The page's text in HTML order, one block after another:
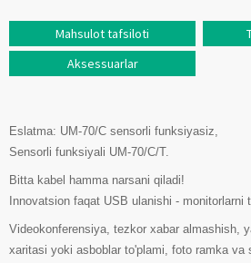
Mahsulot tafsiloti
Aksessuarlar
Eslatma: UM-70/C sensorli funksiyasiz,
Sensorli funksiyali UM-70/C/T.
Bitta kabel hamma narsani qiladi!
Innovatsion faqat USB ulanishi -
Videokonferensiya, tezkor xabar almashish,
xaritasi yoki asboblar to'plami, foto ramka va